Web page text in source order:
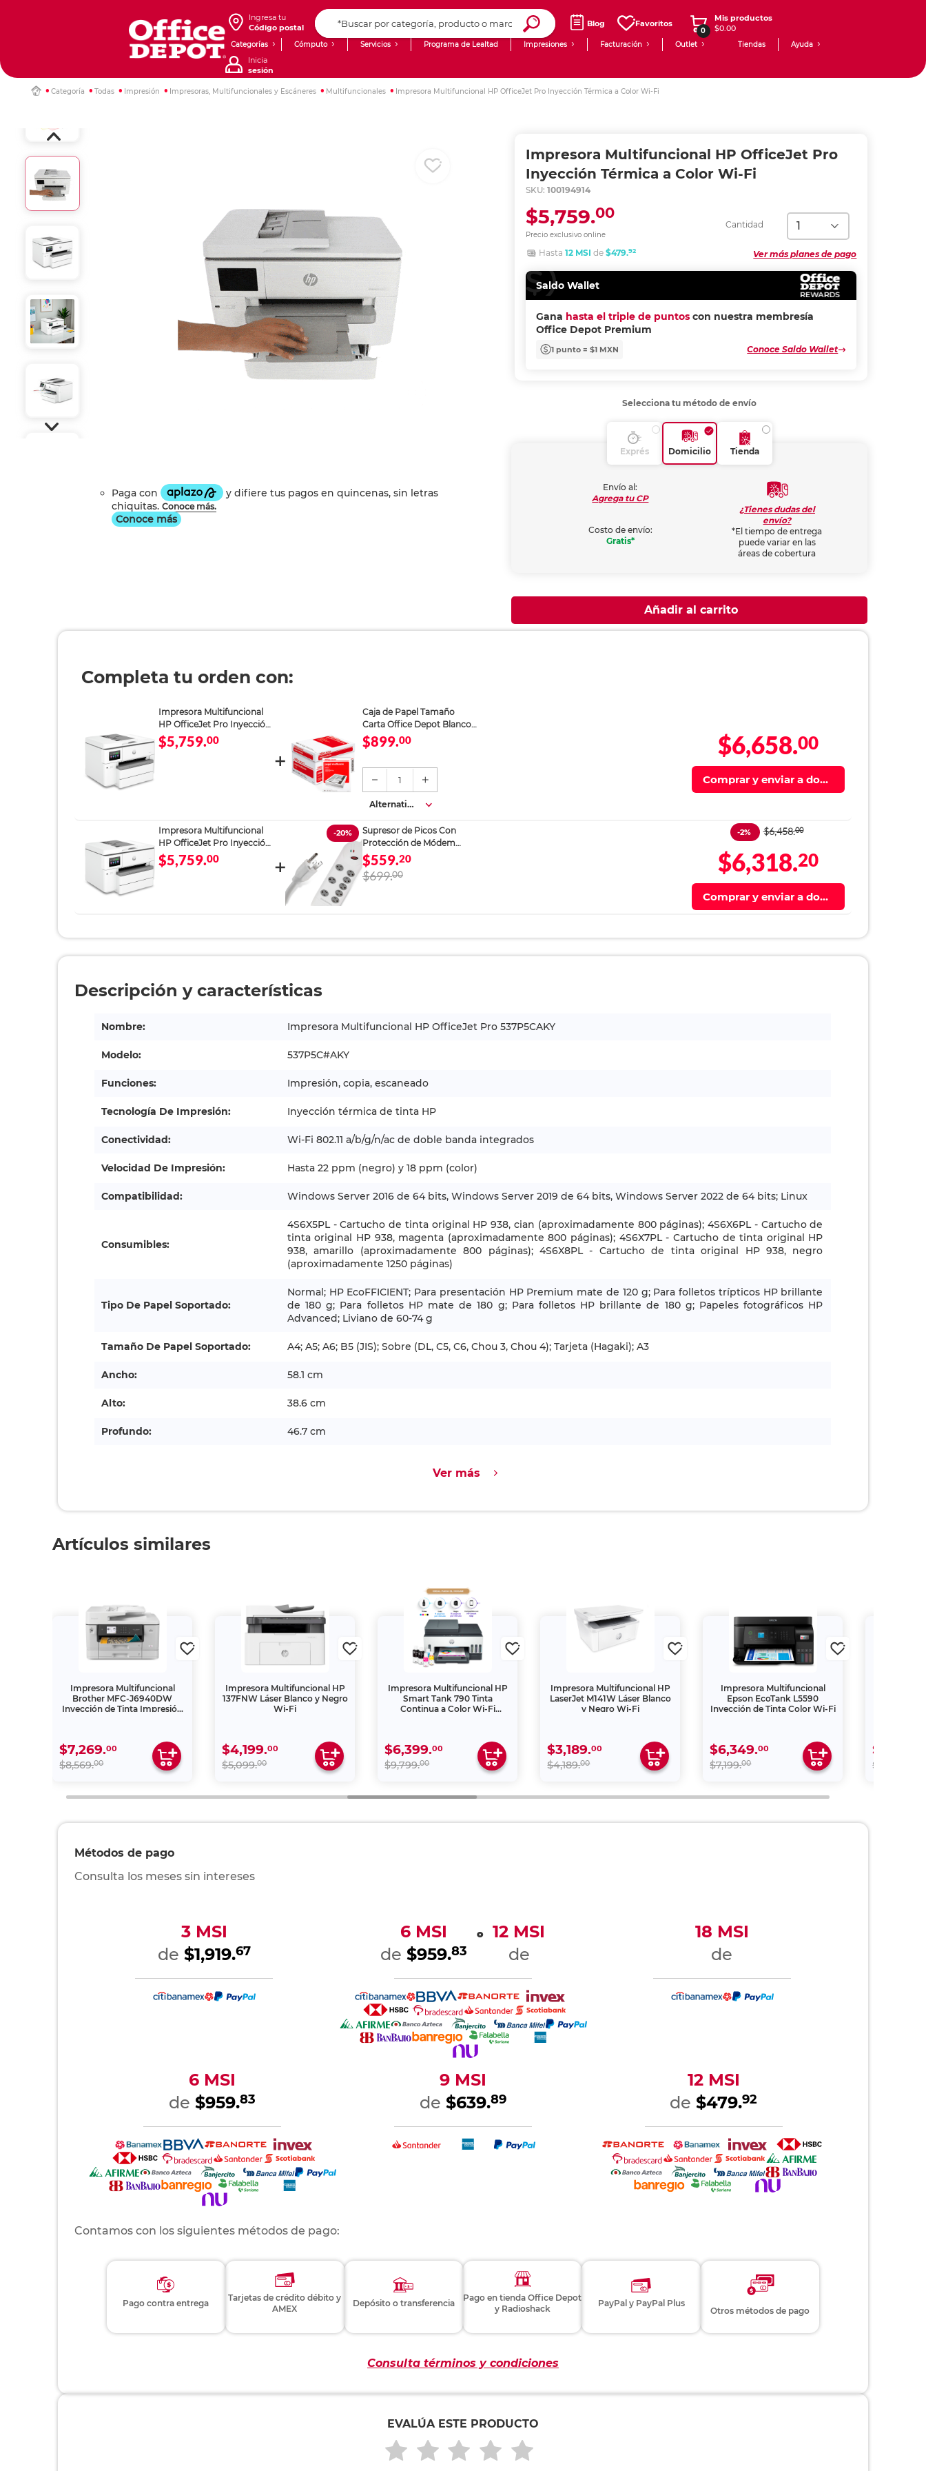
Ingresa tu
Código postal
Blog Favoritos
0
Mis productos
$0.00
Categorías Cómputo Servicios
Venta corporativa
Programa de Lealtad Impresiones Facturación Outlet Tiendas Ayuda
Inicia
sesión
Categoría Todas Impresión Impresoras, Multifuncionales y Escáneres Multifuncionales Impresora Multifuncional HP OfficeJet Pro Inyección Térmica a Color Wi-Fi
Conoce más
Impresora Multifuncional HP OfficeJet Pro
Inyección Térmica a Color Wi-Fi
SKU: 100194914
Cantidad
Precio exclusivo online
$5,759.00
Ver más planes de pago
Hasta 12 MSI de $479.92
Saldo Wallet
Gana hasta el triple de puntos con nuestra membresía
Office Depot Premium
1 punto = $1 MXN Conoce Saldo Wallet
Selecciona tu método de envío
Exprés Domicilio Tienda
Envío al:
Agrega tu CP
Costo de envío:
Gratis*
¿Tienes dudas del
envío?
*El tiempo de entrega
puede variar en las
áreas de cobertura
Añadir al carrito
Completa tu orden con:
Impresora Multifuncional
HP OfficeJet Pro Inyección
Térmica a Color Wi-Fi
$5,759.00
Caja de Papel Tamaño
Carta Office Depot Blanco
5000 hojas
$899.00
1
Alternativa
$6,658.00
Comprar y enviar a domi
Impresora Multifuncional
HP OfficeJet Pro Inyección
Térmica a Color Wi-Fi
$5,759.00
-20%
Supresor de Picos Con
Protección de Módem
RadioShack 8 Salidas
Blanco
$559.20
$699.00 $6,318.20
-2% $6,458.00
Comprar y enviar a domi
Descripción y características
Nombre: Impresora Multifuncional HP OfficeJet Pro 537P5CAKY
Modelo: 537P5C#AKY
Funciones: Impresión, copia, escaneado
Tecnología De Impresión: Inyección térmica de tinta HP
Conectividad: Wi-Fi 802.11 a/b/g/n/ac de doble banda integrados
Velocidad De Impresión: Hasta 22 ppm (negro) y 18 ppm (color)
Compatibilidad: Windows Server 2016 de 64 bits, Windows Server 2019 de 64 bits, Windows Server 2022 de 64 bits; Linux
Consumibles:
4S6X5PL - Cartucho de tinta original HP 938, cian (aproximadamente 800 páginas); 4S6X6PL - Cartucho de
tinta original HP 938, magenta (aproximadamente 800 páginas); 4S6X7PL - Cartucho de tinta original HP
938, amarillo (aproximadamente 800 páginas); 4S6X8PL - Cartucho de tinta original HP 938, negro
(aproximadamente 1250 páginas)
Tipo De Papel Soportado:
Normal; HP EcoFFICIENT; Para presentación HP Premium mate de 120 g; Para folletos trípticos HP brillante
de 180 g; Para folletos HP mate de 180 g; Para folletos HP brillante de 180 g; Papeles fotográficos HP
Advanced; Liviano de 60-74 g
Tamaño De Papel Soportado: A4; A5; A6; B5 (JIS); Sobre (DL, C5, C6, Chou 3, Chou 4); Tarjeta (Hagaki); A3
Ancho: 58.1 cm
Alto: 38.6 cm
Profundo: 46.7 cm
Ver más
Artículos similares
Impresora Multifuncional
Brother MFC-J6940DW
Inyección de Tinta Impresión
$7,269.00
$8,569.00
Impresora Multifuncional HP
137FNW Láser Blanco y Negro
Wi-Fi
$4,199.00
$5,099.00
Impresora Multifuncional HP
Smart Tank 790 Tinta
Continua a Color Wi-Fi
$6,399.00
$9,799.00
Impresora Multifuncional HP
LaserJet M141W Láser Blanco
y Negro Wi-Fi
$3,189.00
$4,189.00
Impresora Multifuncional
Epson EcoTank L5590
Inyección de Tinta Color Wi-Fi
$6,349.00
$7,199.00
$5,499.
$8,499.
Métodos de pago
Consulta los meses sin intereses
3 MSI
de $1,919.67
6 MSI
de $959.83
o
12 MSI
de
18 MSI
de
6 MSI
de $959.83
9 MSI
de $639.89
12 MSI
de $479.92
Contamos con los siguientes métodos de pago:
Pago contra entrega
Tarjetas de crédito débito y
AMEX
Depósito o transferencia
Pago en tienda Office Depot
y Radioshack
PayPal y PayPal Plus
Otros métodos de pago
Consulta términos y condiciones
EVALÚA ESTE PRODUCTO